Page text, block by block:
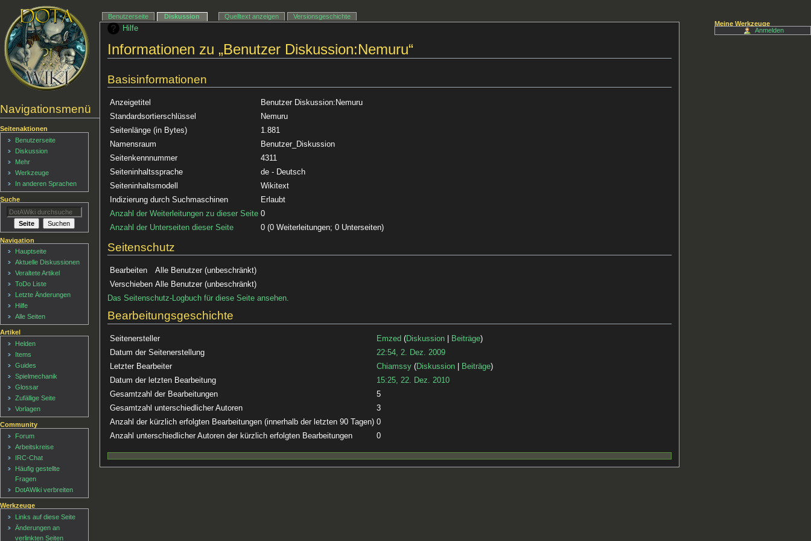
Hilfe
Informationen zu „Benutzer Diskussion:Nemuru“
Basisinformationen
Anzeigetitel
Benutzer Diskussion:Nemuru
Standardsortierschlüssel
Nemuru
Seitenlänge (in Bytes)
1.881
Namensraum
Benutzer_Diskussion
Seitenkennnummer
4311
Seiteninhaltssprache
de - Deutsch
Seiteninhaltsmodell
Wikitext
Indizierung durch Suchmaschinen
Erlaubt
Anzahl der Weiterleitungen zu dieser Seite 0
Anzahl der Unterseiten dieser Seite
0 (0 Weiterleitungen; 0 Unterseiten)
Seitenschutz
Bearbeiten
Alle Benutzer (unbeschränkt)
Verschieben Alle Benutzer (unbeschränkt)
Das Seitenschutz-Logbuch für diese Seite ansehen.
Bearbeitungsgeschichte
Seitenersteller Emzed (Diskussion Beiträge)
Datum der Seitenerstellung
22:54, 2. Dez. 2009
Letzter Bearbeiter
Chiamssy (Diskussion Beiträge)
Datum der letzten Bearbeitung
15:25, 22. Dez. 2010
Gesamtzahl der Bearbeitungen
5
Gesamtzahl unterschiedlicher Autoren
3
Anzahl der kürzlich erfolgten Bearbeitungen (innerhalb der letzten 90 Tagen) 0
Anzahl unterschiedlicher Autoren der kürzlich erfolgten Bearbeitungen
0
Navigationsmenü
Benutzerseite Diskussion Quelltext anzeigen Versionsgeschichte
Seitenaktionen
Benutzerseite
Diskussion
Mehr
Werkzeuge
In anderen Sprachen
Meine Werkzeuge
Anmelden
Suche
Navigation
Hauptseite
Aktuelle Diskussionen
Veraltete Artikel
ToDo Liste
Letzte Änderungen
Hilfe
Alle Seiten
Artikel
Helden
Items
Guides
Spielmechanik
Glossar
Zufällige Seite
Vorlagen
Community
Forum
Arbeitskreise
IRC-Chat
Häufig gestellte
Fragen
DotAWiki verbreiten
Werkzeuge
Links auf diese Seite
Änderungen an
verlinkten Seiten